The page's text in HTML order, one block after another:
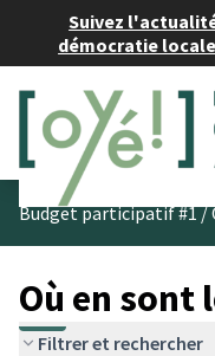
Suivez
démocratie locale
Budget participatif #1/
Où en sont
Filtrer et rechercher